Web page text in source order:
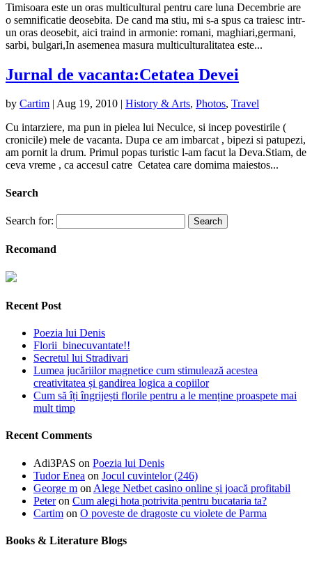
Timisoara este un oras multicultural pentru care luna Decembrie are
o semnificatie deosebita. De cand ma stiu, mi s-a spus ca traiesc intr-
un oras deosebit, aici traind in armonie: romani, maghiari,germani,
sarbi, bulgari,In asemenea masura multiculturalitatea este...
Jurnal de vacanta:Cetatea Devei
by Cartim | Aug 19, 2010 | History & Arts, Photos, Travel
Cu intarziere, ma pun in pielea lui Neculce, si incep povestirile (
cronicile) mele de vacanta. Dupa ce am imbarcat , bipezi si patupezi,
am pornit la drum. Primul popas turistic l-am facut la Deva.Stiam, de
ceva vreme , ca accesul catre Cetatea care domima maiestos...
Search
Search for:
Recomand
Recent Post
Poezia lui Denis
Florii binecuvantate!!
Secretul lui Stradivari
Lumea jucăriilor magnetice cum stimulează acestea
creativitatea și gandirea logica a copiilor
Cum să îți îngrijești florile pentru a le menține proaspete mai
mult timp
Recent Comments
Adi3PAS on Poezia lui Denis
Tudor Enea on Jocul cuvintelor (246)
George m on Alege Netbet casino online și joacă profitabil
Peteron Cum alegi hota potrivita pentru bucataria ta?
Cartim on O poveste de dragoste cu violete de Parma
Books & Literature Blogs